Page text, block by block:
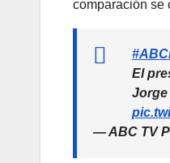
comparación se
El
Jorge
— ABC TV